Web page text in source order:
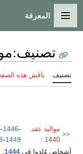
القائمة الرئيسية
المعرفة
تصنيف:
تصنيف ناقش هذه
<<
مواليد عقد
1440
:
-1446-
-1449
أشخاص وُلِدوا في 1444